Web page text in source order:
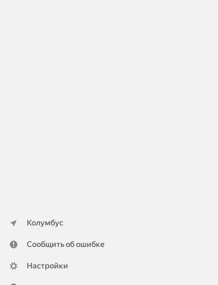
Колумбус
Сообщить об ошибке
Настройки